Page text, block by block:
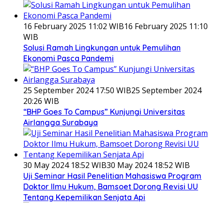
16 February 2025 11:02 WIB16 February 2025 11:10
WIB
Solusi Ramah Lingkungan untuk Pemulihan
Ekonomi Pasca Pandemi
25 September 2024 17:50 WIB25 September 2024
20:26 WIB
“BHP Goes To Campus” Kunjungi Universitas
Airlangga Surabaya
30 May 2024 18:52 WIB30 May 2024 18:52 WIB
Uji Seminar Hasil Penelitian Mahasiswa Program
Doktor Ilmu Hukum, Bamsoet Dorong Revisi UU
Tentang Kepemilikan Senjata Api